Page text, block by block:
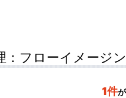
フローイメージン
1件